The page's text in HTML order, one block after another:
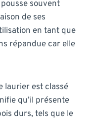
souvent
de ses
en tant que
répandue car elle
laurier est classé
qu’il présente
durs, tels que le